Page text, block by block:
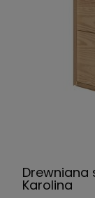
Drewniana
Karolina